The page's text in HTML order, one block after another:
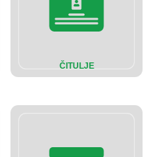
ČITULJE